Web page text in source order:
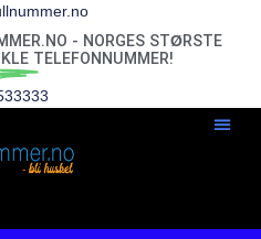
- NORGES STØRSTE
TELEFONNUMMER!